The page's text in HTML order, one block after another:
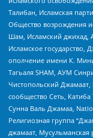
Талибан, Исламская
Общество возрождения
Шам, Исламский джихад,
Исламское
ополчение имени К.
Тагьаля SHAM, АУМ
Чистопольский Джамаат,
сообщество Сеть,
Сунна Валь Джамаа,
Религиозная группа
джамаат, Мусульманская